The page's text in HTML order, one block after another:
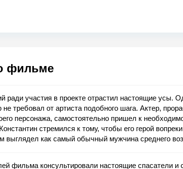
фильме
ради участия в проекте отрастил настоящие усы.
не требовал от артиста подобного шага. Актер,
персонажа, самостоятельно пришел к
стремился к тому, чтобы его герой
выглядел как самый обычный мужчина среднего
фильма консультировали настоящие спасатели и